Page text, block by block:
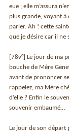
eue ; elle m’assura
plus grande, voyant à
parler. Ah ! cette
que je désire car il ne
[78v°] Le jour de ma
bouche de Mère
avant de prononcer
rappelez, ma Mère
d’elle ? Enfin le
souvenir embaumé…
Le jour de son départ